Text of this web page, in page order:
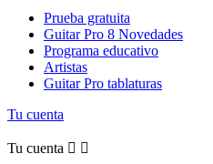
Prueba gratuita
Guitar Pro 8 Novedades
Programa educativo
Artistas
Guitar Pro tablaturas
Tu cuenta
Tu cuenta  